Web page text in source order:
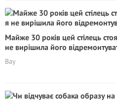
Майже 30 років цей стілець
не вирішила його
Вау